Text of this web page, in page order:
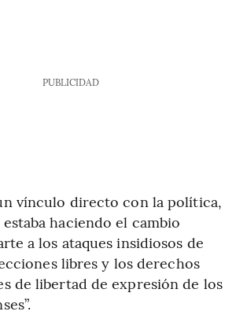
PUBLICIDAD
vínculo directo con la política,
haciendo el cambio
a los ataques insidiosos de
libres y los derechos
de libertad de expresión de los